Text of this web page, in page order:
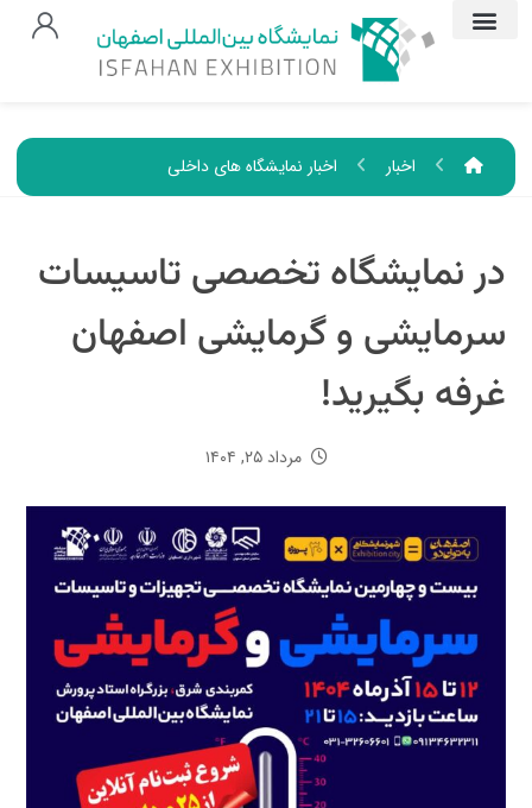
اخبار اخبار نمایشگاه های داخلی
در نمایشگاه تخصصی تاسیسات
سرمایشی و گرمایشی اصفهان
غرفه بگیرید!
مرداد ۲۵, ۱۴۰۴